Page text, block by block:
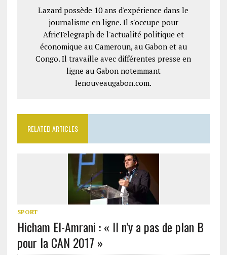
Lazard possède 10 ans d'expérience dans le
journalisme en ligne. Il s'occupe pour
AfricTelegraph de l'actualité politique et
économique au Cameroun, au Gabon et au
Congo. Il travaille avec différentes presse en
ligne au Gabon notemmant
lenouveaugabon.com.
RELATED ARTICLES
SPORT
Hicham El-Amrani : « Il n’y a pas de plan B
pour la CAN 2017 »